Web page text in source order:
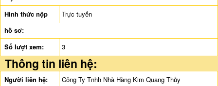
Hình thức nộp
hồ sơ:
Trực tuyến
Số lượt xem: 3
Thông tin liên hệ:
Người liên hệ:
Công Ty Tnhh Nhà Hàng Kim Quang Thủy